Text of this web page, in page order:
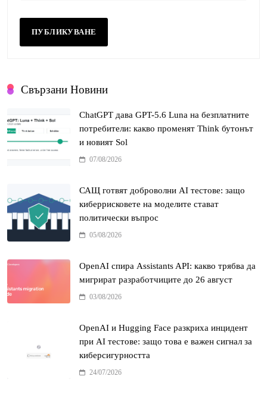
Свързани Новини
ChatGPT дава GPT-5.6 Luna на безплатните
потребители: какво променят Think бутонът
и новият Sol
07/08/2026
САЩ готвят доброволни AI тестове: защо
киберрисковете на моделите стават
политически въпрос
05/08/2026
OpenAI спира Assistants API: какво трябва да
мигрират разработчиците до 26 август
03/08/2026
OpenAI и Hugging Face разкриха инцидент
при AI тестове: защо това е важен сигнал за
киберсигурността
24/07/2026